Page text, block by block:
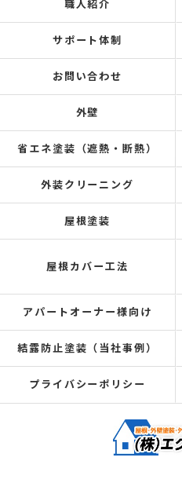
職人紹介
サポート体制
お問い合わせ
外壁
省エネ塗装（遮熱・断熱）
外装クリーニング
屋根塗装
屋根カバー工法
アパートオーナー様向け
結露防止塗装（当社事例）
プライバシーポリシー